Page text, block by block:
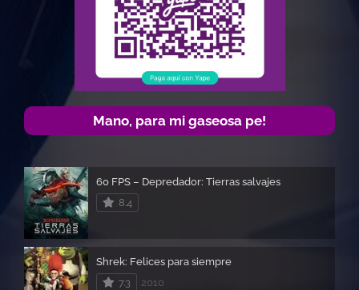
Mano, para mi gaseosa pe!
60 FPS – Depredador: Tierras salvajes
8.4
Shrek: Felices para siempre
7.3
2010